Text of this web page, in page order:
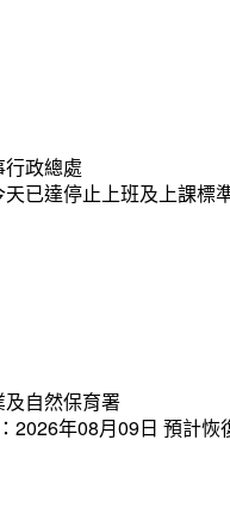
政總處
已達停止上班及上課
自然保育署
2026年08月09日 預計